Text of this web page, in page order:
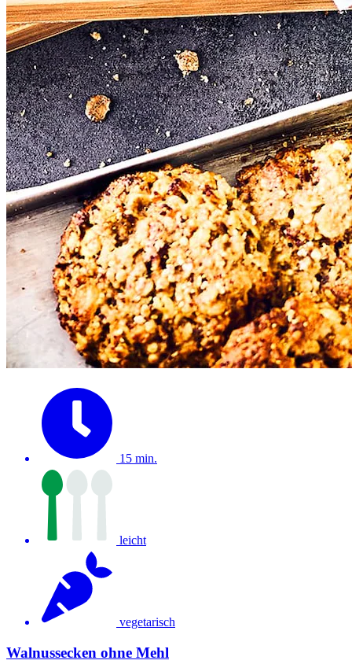
15 min.
leicht
vegetarisch
Walnussecken ohne Mehl